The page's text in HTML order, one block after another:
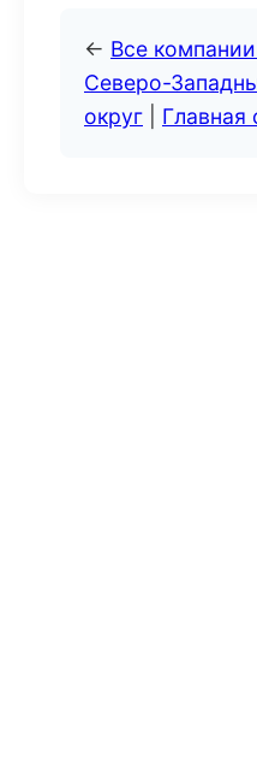
← Все
Северо-
округ
Главная